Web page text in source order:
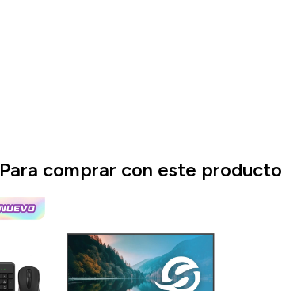
Para comprar con este producto